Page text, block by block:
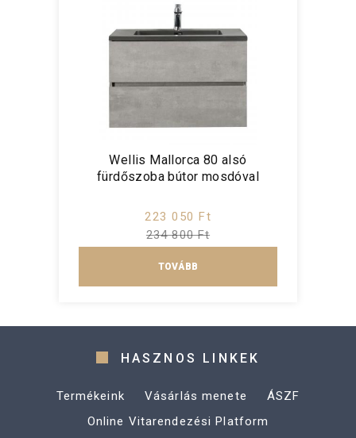
Wellis Mallorca 80 alsó
fürdőszoba bútor mosdóval
223 050 Ft
234 800 Ft
TOVÁBB
HASZNOS LINKEK
Termékeink Vásárlás menete
ÁSZF
Online Vitarendezési Platform